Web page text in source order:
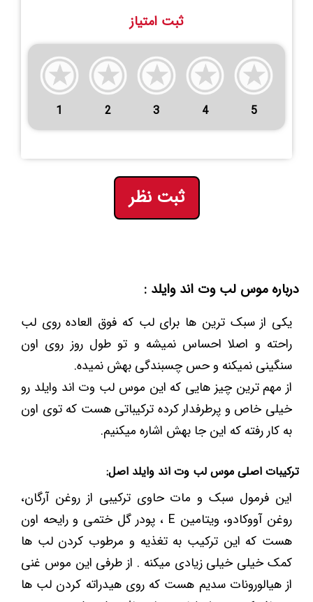
ثبت امتیاز
1 2 3 4 5
ثبت نظر
درباره موس لب وت اند وایلد :
یکی از سبک ترین ها برای لب که فوق العاده روی لب
راحته و اصلا احساس نمیشه و تو طول روز روی اون
سنگینی نمیکنه و حس چسبندگی بهش نمیده.
از مهم ترین چیز هایی که این موس لب وت اند وایلد رو
خیلی خاص و پرطرفدار کرده ترکیباتی هست که توی اون
به کار رفته که این جا بهش اشاره میکنیم.
ترکیبات اصلی موس لب وت اند وایلد اصل:
این فرمول سبک و مات حاوی ترکیبی از روغن آرگان،
روغن آووکادو، ویتامین E ، پودر گل ختمی و رایحه اون
هست که این ترکیب به تغذیه و مرطوب کردن لب ها
کمک خیلی خیلی زیادی میکنه . از طرفی این موس غنی
از هیالورونات سدیم هست که روی هیدراته کردن لب ها